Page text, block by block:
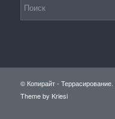
© Копирайт - Террасирование.
Theme by Kriesi